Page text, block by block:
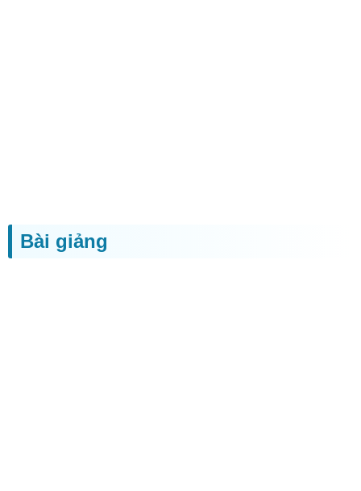
Bài giảng